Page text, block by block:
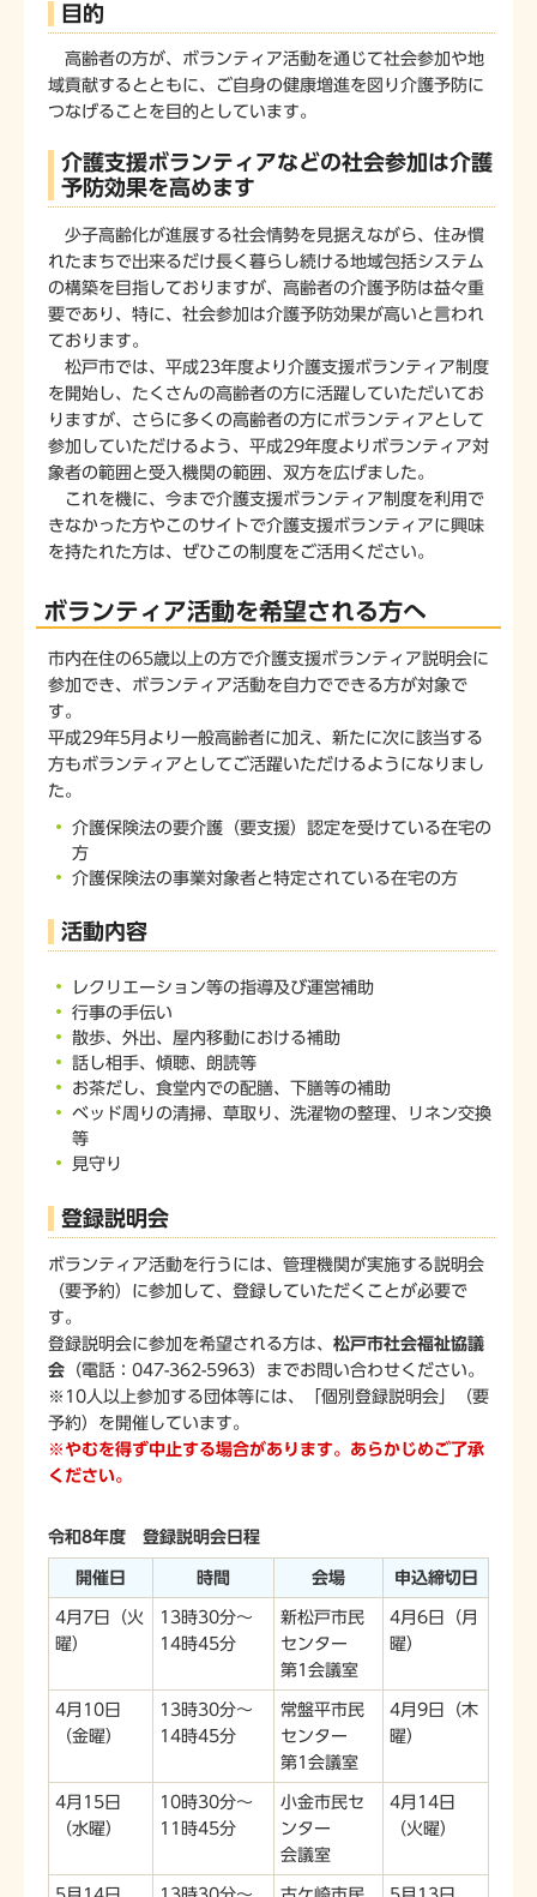
目的
高齢者の方が、ボランティア活動を通じて社会参加や地
域貢献するとともに、ご自身の健康増進を図り介護予防に
つなげることを目的としています。
介護支援ボランティアなどの社会参加は介護
予防効果を高めます
少子高齢化が進展する社会情勢を見据えながら、住み慣
れたまちで出来るだけ長く暮らし続ける地域包括システム
の構築を目指しておりますが、高齢者の介護予防は益々重
要であり、特に、社会参加は介護予防効果が高いと言われ
ております。
松戸市では、平成23年度より介護支援ボランティア制度
を開始し、たくさんの高齢者の方に活躍していただいてお
りますが、さらに多くの高齢者の方にボランティアとして
参加していただけるよう、平成29年度よりボランティア対
象者の範囲と受入機関の範囲、双方を広げました。
これを機に、今まで介護支援ボランティア制度を利用で
きなかった方やこのサイトで介護支援ボランティアに興味
を持たれた方は、ぜひこの制度をご活用ください。
ボランティア活動を希望される方へ
市内在住の65歳以上の方で介護支援ボランティア説明会に
参加でき、ボランティア活動を自力でできる方が対象で
す。
平成29年5月より一般高齢者に加え、新たに次に該当する
方もボランティアとしてご活躍いただけるようになりまし
た。
介護保険法の要介護（要支援）認定を受けている在宅の
方
介護保険法の事業対象者と特定されている在宅の方
活動内容
レクリエーション等の指導及び運営補助
行事の手伝い
散歩、外出、屋内移動における補助
話し相手、傾聴、朗読等
お茶だし、食堂内での配膳、下膳等の補助
ベッド周りの清掃、草取り、洗濯物の整理、リネン交換
等
見守り
登録説明会
ボランティア活動を行うには、管理機関が実施する説明会
（要予約）に参加して、登録していただくことが必要で
す。
登録説明会に参加を希望される方は、 松戸市社会福祉協議
会 （電話：047-362-5963）までお問い合わせください。
※10人以上参加する団体等には、「個別登録説明会」（要
予約）を開催しています。
※やむを得ず中止する場合があります。あらかじめご了承
ください。
令和8年度 登録説明会日程
開催日 時間 会場 申込締切日
4月7日（火
曜）
13時30分～
14時45分
新松戸市民
センター
第1会議室
4月6日（月
曜）
4月10日
（金曜）
13時30分～
14時45分
常盤平市民
センター
第1会議室
4月9日（木
曜）
4月15日
（水曜）
10時30分～
11時45分
小金市民セ
ンター
会議室
4月14日
（火曜）